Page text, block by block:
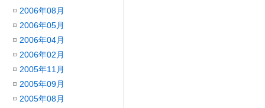
2006年08月
2006年05月
2006年04月
2006年02月
2005年11月
2005年09月
2005年08月